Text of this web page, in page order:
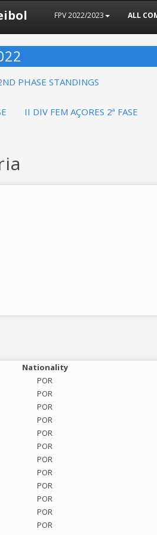
FPV 2022/2023 ALL
PHASE STANDINGS
II DIV FEM AÇORES 2ª FASE
Nationality
POR
POR
POR
POR
POR
POR
POR
POR
POR
POR
POR
POR